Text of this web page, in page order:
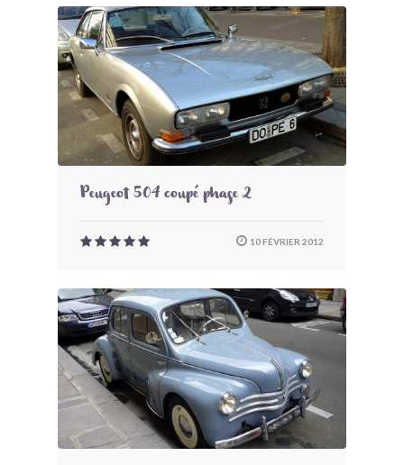
Peugeot 504 coupé phase 2
10 FÉVRIER 2012